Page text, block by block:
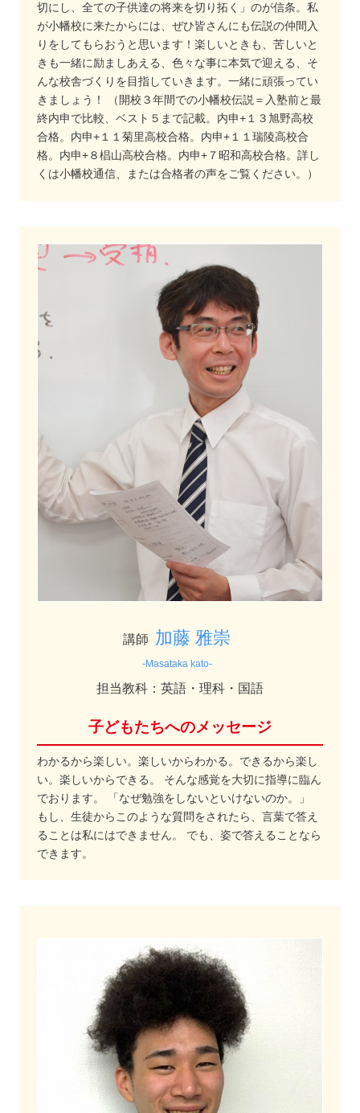
切にし、全ての子供達の将来を切り拓く」のが信条。私
が小幡校に来たからには、ぜひ皆さんにも伝説の仲間入
りをしてもらおうと思います！楽しいときも、苦しいと
きも一緒に励ましあえる、色々な事に本気で迎える、そ
んな校舎づくりを目指していきます。一緒に頑張ってい
きましょう！ （開校３年間での小幡校伝説＝入塾前と最
終内申で比較、ベスト５まで記載。内申+１３旭野高校
合格。内申+１１菊里高校合格。内申+１１瑞陵高校合
格。内申+８椙山高校合格。内申+７昭和高校合格。詳し
くは小幡校通信、または合格者の声をご覧ください。）
講師 加藤 雅崇
-Masataka kato-
担当教科：英語・理科・国語
子どもたちへのメッセージ
わかるから楽しい。楽しいからわかる。できるから楽し
い。楽しいからできる。 そんな感覚を大切に指導に臨ん
でおります。 「なぜ勉強をしないといけないのか。」
もし、生徒からこのような質問をされたら、言葉で答え
ることは私にはできません。 でも、姿で答えることなら
できます。